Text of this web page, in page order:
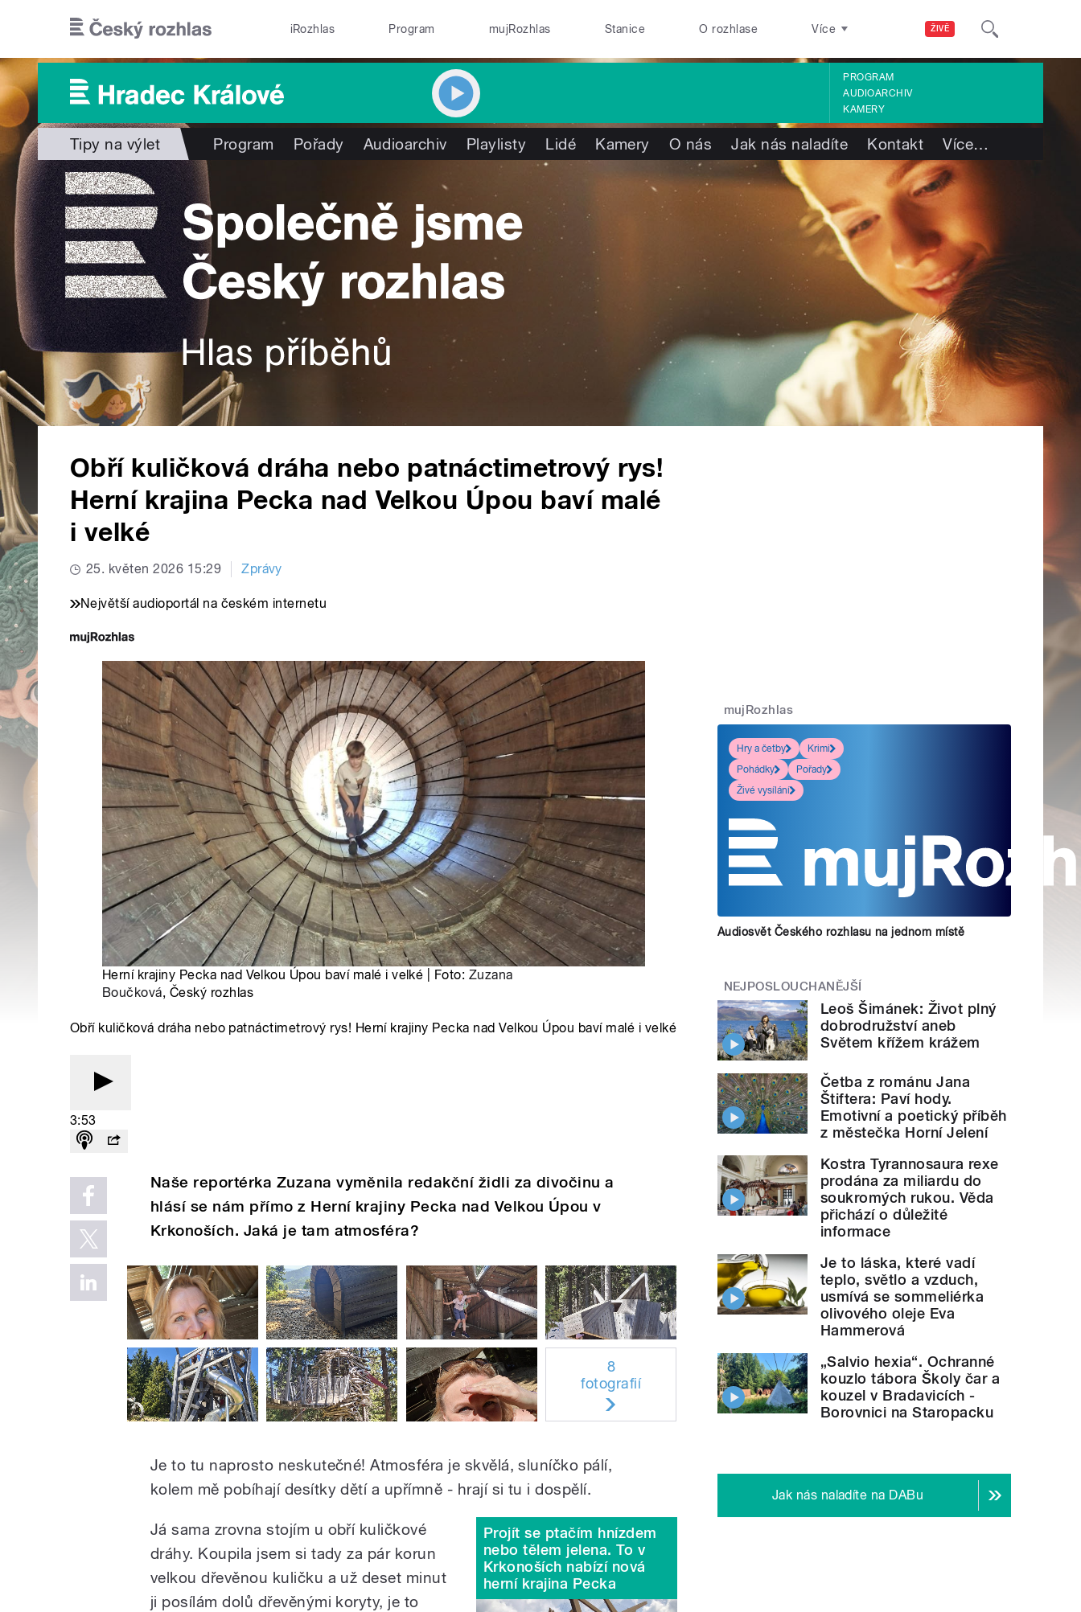
ŽIVĚ
iRozhlas Program mujRozhlas Stanice O rozhlase Více
PROGRAM
AUDIOARCHIV
KAMERY
Tipy na výlet Program Pořady Audioarchiv Playlisty Lidé Kamery O nás Jak nás naladíte Kontakt Více…
Obří kuličková dráha nebo patnáctimetrový rys!
Herní krajina Pecka nad Velkou Úpou baví malé
i velké
25. květen 2026 15:29 Zprávy
Největší audioportál na českém internetu
Herní krajiny Pecka nad Velkou Úpou baví malé i velké | Foto: Zuzana
Boučková, Český rozhlas
Obří kuličková dráha nebo patnáctimetrový rys! Herní krajiny Pecka nad Velkou Úpou baví malé i velké
3:53
Naše reportérka Zuzana vyměnila redakční židli za divočinu a
hlásí se nám přímo z Herní krajiny Pecka nad Velkou Úpou v
Krkonoších. Jaká je tam atmosféra?
8
fotografií
Je to tu naprosto neskutečné! Atmosféra je skvělá, sluníčko pálí,
kolem mě pobíhají desítky dětí a upřímně - hrají si tu i dospělí.
Projít se ptačím hnízdem
nebo tělem jelena. To v
Krkonoších nabízí nová
herní krajina Pecka
Já sama zrovna stojím u obří kuličkové
dráhy. Koupila jsem si tady za pár korun
velkou dřevěnou kuličku a už deset minut
ji posílám dolů dřevěnými koryty, je to
mujRozhlas
Hry a četby
Krimi
Pohádky
Pořady
Živé vysílání
Audiosvět Českého rozhlasu na jednom místě
NEJPOSLOUCHANĚJŠÍ
Leoš Šimánek: Život plný
dobrodružství aneb
Světem křížem krážem
Četba z románu Jana
Štiftera: Paví hody.
Emotivní a poetický příběh
z městečka Horní Jelení
Kostra Tyrannosaura rexe
prodána za miliardu do
soukromých rukou. Věda
přichází o důležité
informace
Je to láska, které vadí
teplo, světlo a vzduch,
usmívá se sommeliérka
olivového oleje Eva
Hammerová
„Salvio hexia“. Ochranné
kouzlo tábora Školy čar a
kouzel v Bradavicích -
Borovnici na Staropacku
Jak nás naladíte na DABu